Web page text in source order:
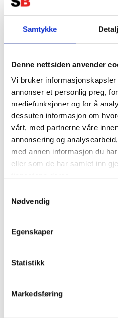
Samtykke
Denne nettsiden anvender
Vi bruker informasjonskapsler
annonser et personlig preg,
mediefunksjoner og for å
dessuten informasjon om
vårt, med partnerne våre
annonsering og
med annen informasjon du
eller som de har samlet inn
Nødvendig
Egenskaper
Statistikk
Markedsføring
VICTRON Lynx
VICTRON Lynx Distributor
Detta är ett modulärt DC-eluttag
säkringar.
Den övervakar..
mer info
Produktnummer:
63324
Kategorier:
DC Distributionssystem
Specifikation